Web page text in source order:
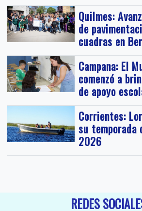
Quilmes:
de
cuadras en
Campana: El
comenzó a
de apoyo
Corrientes:
su temporada
2026
REDES